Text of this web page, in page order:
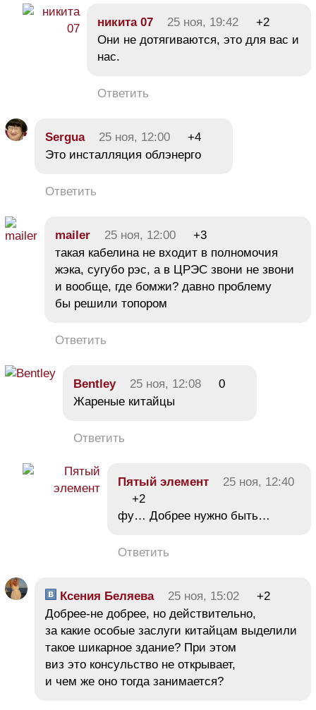
никита 07 25 ноя, 19:42
+2
Они не дотягиваются, это для вас и
нас.
Ответить
Sergua 25 ноя, 12:00
+4
Это инсталляция облэнерго
Ответить
mailer 25 ноя, 12:00
+3
такая кабелина не входит в полномочия
жэка, сугубо рэс, а в ЦРЭС звони не звони
и вообще, где бомжи? давно проблему
бы решили топором
Ответить
Bentley 25 ноя, 12:08
0
Жареные китайцы
Ответить
Пятый элемент
25 ноя, 12:40
+2
фу… Добрее нужно быть…
Ответить
Ксения Беляева 25 ноя, 15:02
+2
Добрее-не добрее, но действительно,
за какие особые заслуги китайцам выделили
такое шикарное здание? При этом
виз это консульство не открывает,
и чем же оно тогда занимается?